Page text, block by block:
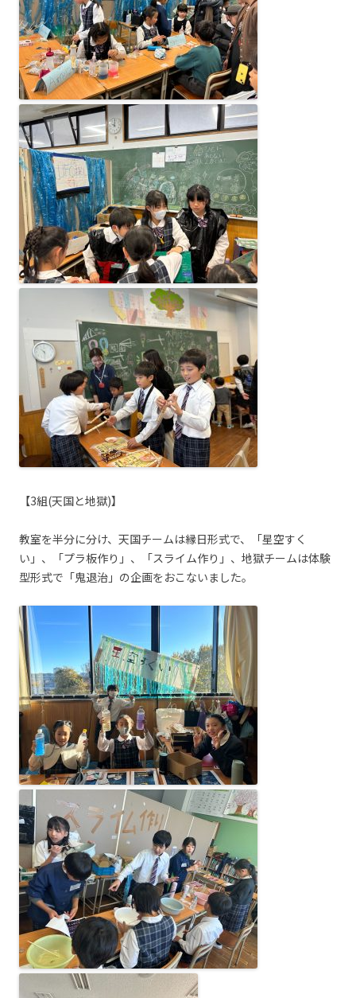
【3組(天国と地獄)】
教室を半分に分け、天国チームは縁日形式で、「星空すく
い」、「プラ板作り」、「スライム作り」、地獄チームは体験
型形式で「鬼退治」の企画をおこないました。